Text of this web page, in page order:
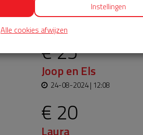
Laatste
€ 25
Joop en Els
24-08-2024 | 12:08
€ 20
Laura
Instellingen
Alle cookies afwijzen